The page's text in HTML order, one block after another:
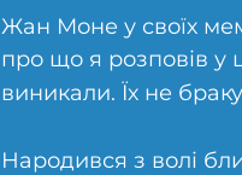
Жан Моне у своїх
про що я розповів у
виникали. Їх не
Народився з волі